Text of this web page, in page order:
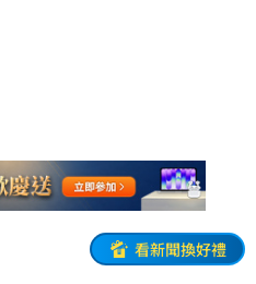
看新聞換好禮